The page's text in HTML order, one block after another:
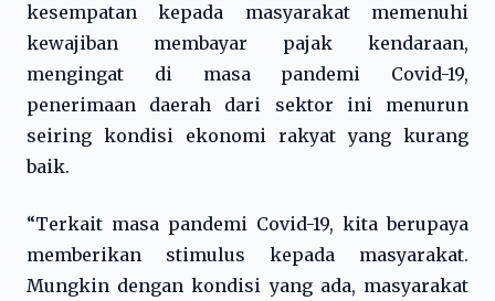
kesempatan kepada masyarakat memenuhi
kewajiban membayar pajak kendaraan,
mengingat di masa pandemi Covid-19,
penerimaan daerah dari sektor ini menurun
seiring kondisi ekonomi rakyat yang kurang
baik.
“Terkait masa pandemi Covid-19, kita berupaya
memberikan stimulus kepada masyarakat.
Mungkin dengan kondisi yang ada, masyarakat